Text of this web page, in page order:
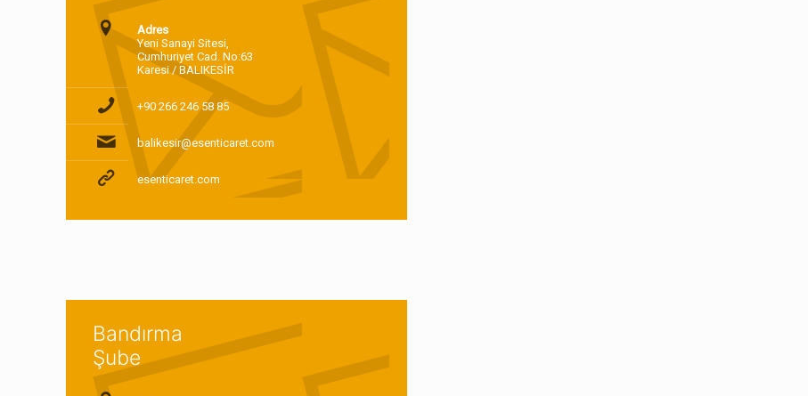
Adres
Yeni Sanayi Sitesi,
Cumhuriyet Cad. No:63
Karesi / BALIKESİR
+90 266 246 58 85
balikesir@esenticaret.com
esenticaret.com
Bandırma
Şube